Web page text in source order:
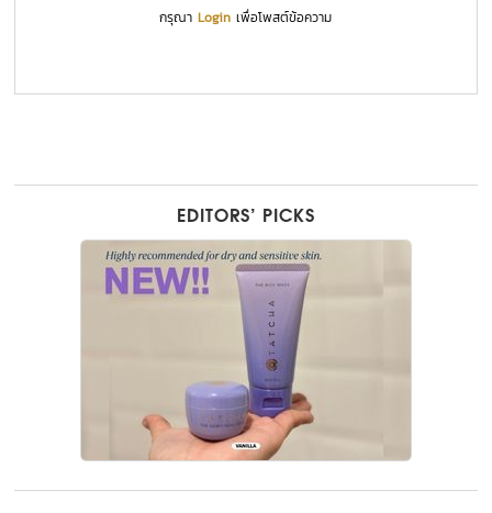
กรุณาLogin เพื่อโพสต์ข้อความ
EDITORS’ PICKS